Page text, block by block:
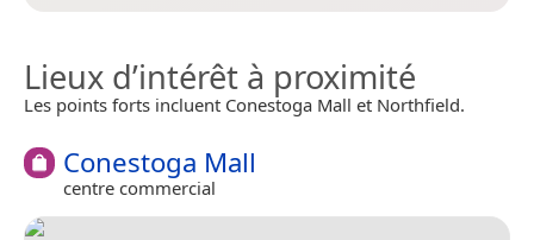
Lieux d’intérêt à proximité
Les points forts incluent Conestoga Mall et Northfield.
Conestoga Mall
centre commercial